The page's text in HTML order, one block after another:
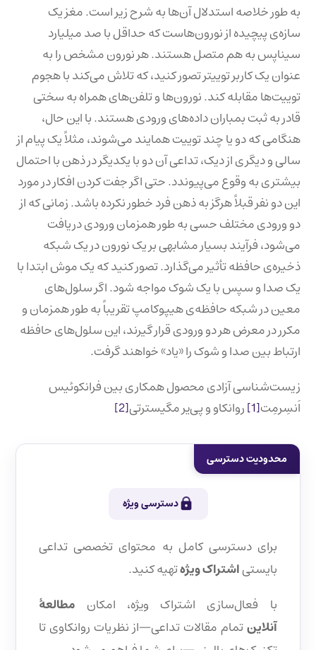
به طور خلاصه استدلال آن‌ها به شرح زیر است. مغز یک
سازه‌ی پیچیده از نورون‌هاست که حداقل با صد میلیارد
سیناپس به هم متصل هستند. هر نورون مشخص را به
عنوان یک کاربر توییتر تصور کنید، که تلاش می‌کند با هجوم
توییت‌ها مقابله کند. نورون‌ها و تلفن‌های همراه به سختی
قادر به ثبت بمباران داده‌های ورودی هستند. با این حال،
هنگامی که دو یا چند توییت همایند می‌شوند، مثلاً یک پیام از
سالی و دیگری از دیک، تداعی آن دو با یکدیگر در ذهن با احتمال
بیشتری به وقوع می‌پیوندد. حتی اگر جفت کردن افکار در مورد
این دو نفر قبلاً هرگز به ذهن فرد خطور نکرده باشد. زمانی که از
دو ورودی مختلف حسی به طور همزمان ورودی دریافت
می‌شود، فرآیند بسیار مشابهی بر یک نورون در یک شبکه
ذخیره‌ی حافظه تأثیر می‌گذارد. تصور کنید که یک موش ابتدا با
یک صدا و سپس با یک شوک مواجه شود. اگر سلول‌های
معین در شبکه حافظه‌ی هیپوکامپ تقریباً به طور همزمان و
مکرر در معرض هر دو ورودی قرار گیرند، این سلول‌های حافظه
ارتباط بین صدا و شوک را «یاد» خواهند گرفت.
زیست‌شناسی آزادی محصول همکاری بین فرانکوئیس
اَنسِرمِت[1] روانکاو و پی‌یر مگیسترتی[2]
محدودیت دسترسی
دسترسی ویژه
برای دسترسی کامل به محتوای تخصصی تداعی
بایستیاشتراک ویژهتهیه کنید.
با فعال‌سازی اشتراک ویژه، امکان مطالعهٔ
آنلاینتمام مقالات تداعی—از نظریات روانکاوی تا